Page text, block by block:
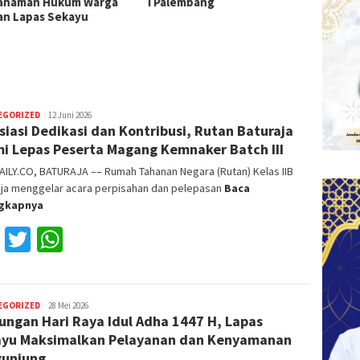
Reza
Fajri
12 Juni 2026
Dedikasi dan Kontribusi, Rutan Baturaja
Lepas Peserta Magang Kemnaker Batch III
BATURAJA –– Rumah Tahanan Negara (Rutan) Kelas IIB
menggelar acara perpisahan dan pelepasan Baca
Facebook
Twitter
Reza
Fajri
28 Mei 2026
Hari Raya Idul Adha 1447 H, Lapas
Maksimalkan Pelayanan dan Kenyamanan